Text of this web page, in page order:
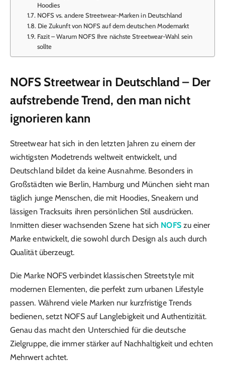
Hoodies
NOFS vs. andere Streetwear-Marken in Deutschland
Die Zukunft von NOFS auf dem deutschen Modemarkt
Fazit – Warum NOFS Ihre nächste Streetwear-Wahl sein
sollte
NOFS Streetwear in Deutschland – Der
aufstrebende Trend, den man nicht
ignorieren kann
Streetwear hat sich in den letzten Jahren zu einem der
wichtigsten Modetrends weltweit entwickelt, und
Deutschland bildet da keine Ausnahme. Besonders in
Großstädten wie Berlin, Hamburg und München sieht man
täglich junge Menschen, die mit Hoodies, Sneakern und
lässigen Tracksuits ihren persönlichen Stil ausdrücken.
Inmitten dieser wachsenden Szene hat sich NOFSzu einer
Marke entwickelt, die sowohl durch Design als auch durch
Qualität überzeugt.
Die Marke NOFS verbindet klassischen Streetstyle mit
modernen Elementen, die perfekt zum urbanen Lifestyle
passen. Während viele Marken nur kurzfristige Trends
bedienen, setzt NOFS auf Langlebigkeit und Authentizität.
Genau das macht den Unterschied für die deutsche
Zielgruppe, die immer stärker auf Nachhaltigkeit und echten
Mehrwert achtet.